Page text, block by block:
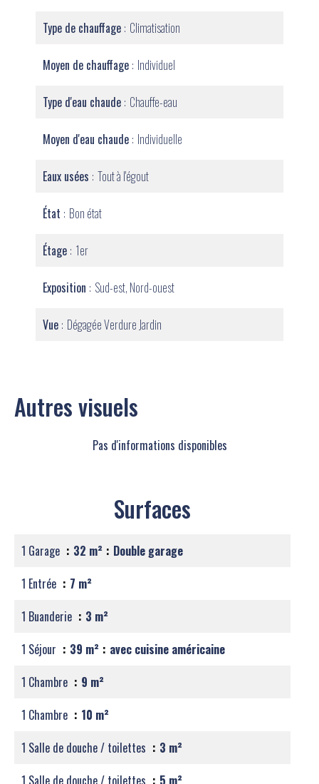
Type de chauffage Climatisation
Moyen de chauffage Individuel
Type d'eau chaude Chauffe-eau
Moyen d'eau chaude Individuelle
Eaux usées Tout à l'égout
État Bon état
Étage 1er
Exposition Sud-est, Nord-ouest
Vue Dégagée Verdure Jardin
Autres visuels
Pas d'informations disponibles
Surfaces
1 Garage 32 m²
Double garage
1 Entrée
7 m²
1 Buanderie
3 m²
1 Séjour
39 m²
avec cuisine américaine
1 Chambre
9 m²
1 Chambre
10 m²
1 Salle de douche / toilettes
3 m²
1 Salle de douche / toilettes
5 m²